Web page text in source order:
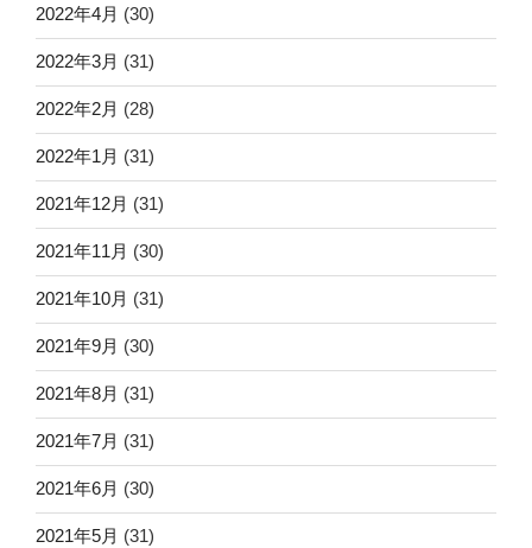
2022年4月 (30)
2022年3月 (31)
2022年2月 (28)
2022年1月 (31)
2021年12月 (31)
2021年11月 (30)
2021年10月 (31)
2021年9月 (30)
2021年8月 (31)
2021年7月 (31)
2021年6月 (30)
2021年5月 (31)